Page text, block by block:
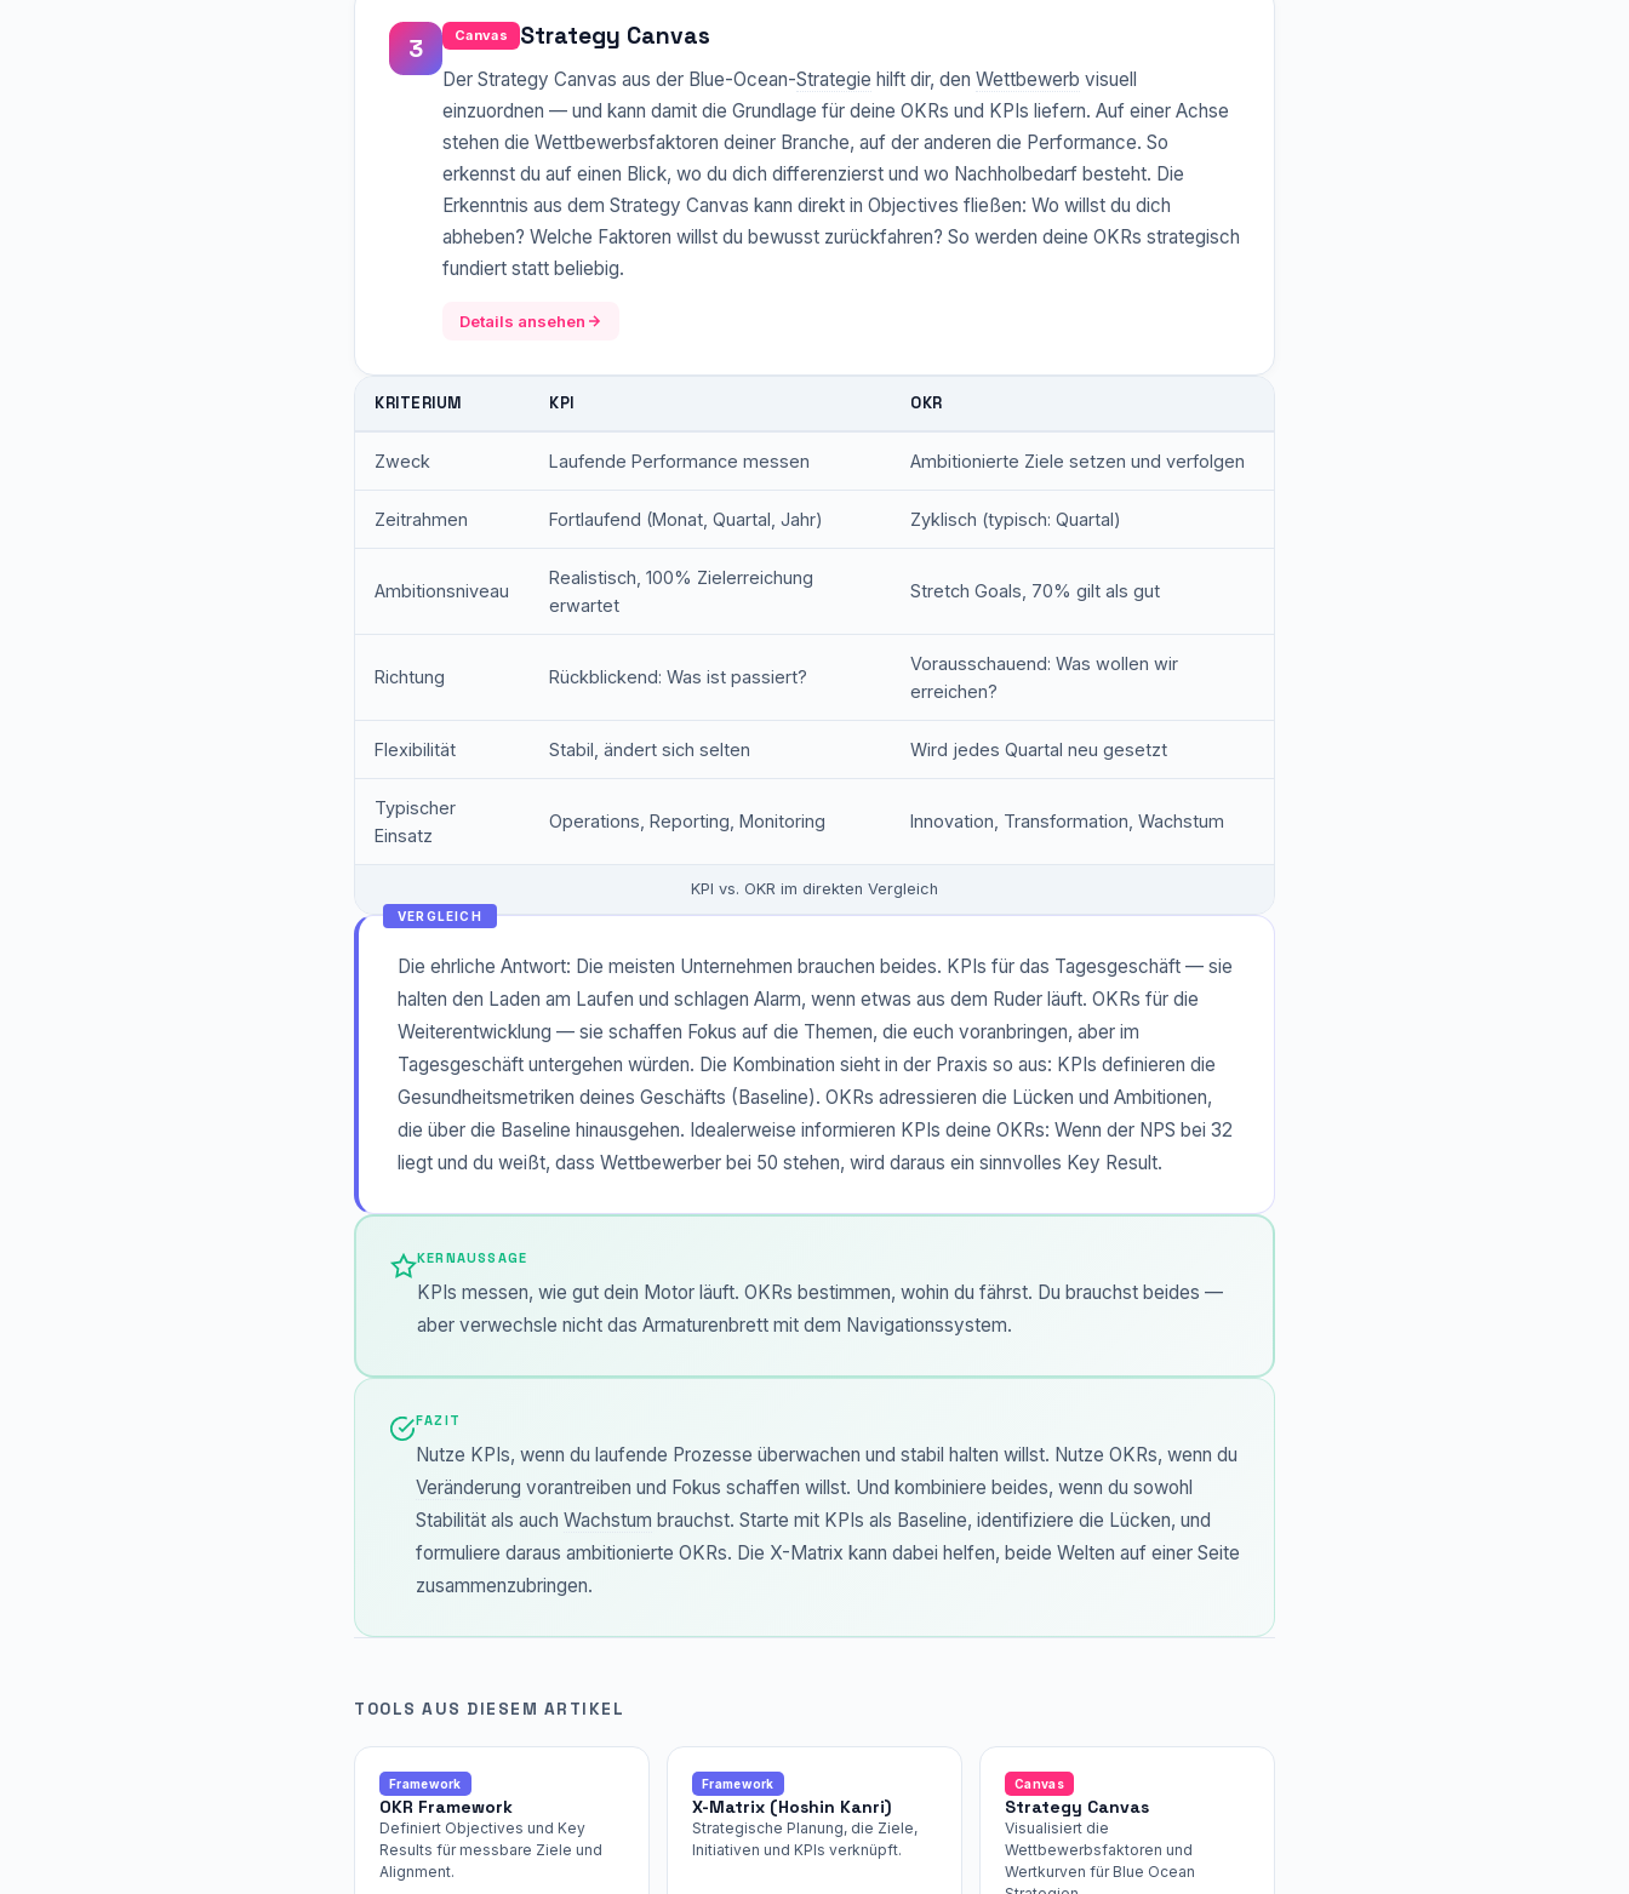
3 Canvas Strategy Canvas
Der Strategy Canvas aus der Blue-Ocean-Strategie hilft dir, den Wettbewerb visuell
einzuordnen — und kann damit die Grundlage für deine OKRs und KPIs liefern. Auf einer Achse
stehen die Wettbewerbsfaktoren deiner Branche, auf der anderen die Performance. So
erkennst du auf einen Blick, wo du dich differenzierst und wo Nachholbedarf besteht. Die
Erkenntnis aus dem Strategy Canvas kann direkt in Objectives fließen: Wo willst du dich
abheben? Welche Faktoren willst du bewusst zurückfahren? So werden deine OKRs strategisch
fundiert statt beliebig.
Details ansehen
KRITERIUM KPI OKR
Zweck Laufende Performance messen Ambitionierte Ziele setzen und verfolgen
Zeitrahmen Fortlaufend (Monat, Quartal, Jahr) Zyklisch (typisch: Quartal)
Ambitionsniveau
Realistisch, 100% Zielerreichung
erwartet
Stretch Goals, 70% gilt als gut
Richtung Rückblickend: Was ist passiert?
Vorausschauend: Was wollen wir
erreichen?
Flexibilität Stabil, ändert sich selten Wird jedes Quartal neu gesetzt
Typischer
Einsatz
Operations, Reporting, Monitoring Innovation, Transformation, Wachstum
KPI vs. OKR im direkten Vergleich
VERGLEICH
Die ehrliche Antwort: Die meisten Unternehmen brauchen beides. KPIs für das Tagesgeschäft — sie
halten den Laden am Laufen und schlagen Alarm, wenn etwas aus dem Ruder läuft. OKRs für die
Weiterentwicklung — sie schaffen Fokus auf die Themen, die euch voranbringen, aber im
Tagesgeschäft untergehen würden. Die Kombination sieht in der Praxis so aus: KPIs definieren die
Gesundheitsmetriken deines Geschäfts (Baseline). OKRs adressieren die Lücken und Ambitionen,
die über die Baseline hinausgehen. Idealerweise informieren KPIs deine OKRs: Wenn der NPS bei 32
liegt und du weißt, dass Wettbewerber bei 50 stehen, wird daraus ein sinnvolles Key Result.
KERNAUSSAGE
KPIs messen, wie gut dein Motor läuft. OKRs bestimmen, wohin du fährst. Du brauchst beides —
aber verwechsle nicht das Armaturenbrett mit dem Navigationssystem.
FAZIT
Nutze KPIs, wenn du laufende Prozesse überwachen und stabil halten willst. Nutze OKRs, wenn du
Veränderung vorantreiben und Fokus schaffen willst. Und kombiniere beides, wenn du sowohl
Stabilität als auch Wachstum brauchst. Starte mit KPIs als Baseline, identifiziere die Lücken, und
formuliere daraus ambitionierte OKRs. Die X-Matrix kann dabei helfen, beide Welten auf einer Seite
zusammenzubringen.
TOOLS AUS DIESEM ARTIKEL
Framework
OKR Framework
Definiert Objectives und Key
Results für messbare Ziele und
Alignment.
Framework
X-Matrix (Hoshin Kanri)
Strategische Planung, die Ziele,
Initiativen und KPIs verknüpft.
Canvas
Strategy Canvas
Visualisiert die
Wettbewerbsfaktoren und
Wertkurven für Blue Ocean